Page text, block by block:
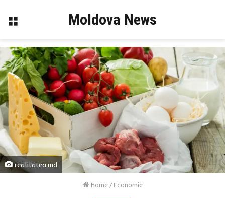
Menu Moldova News
realitatea.md
Home / Economie